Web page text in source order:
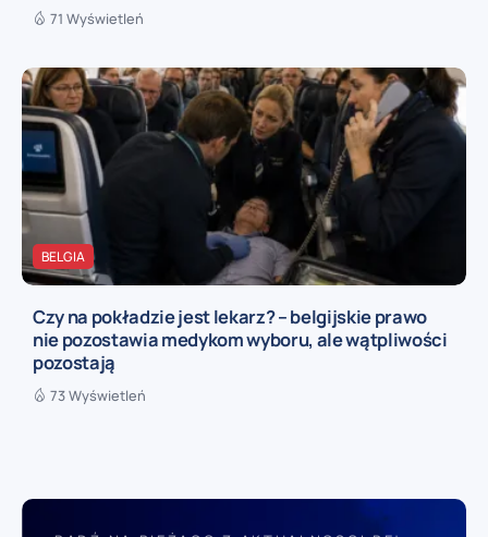
71 Wyświetleń
BELGIA
Czy na pokładzie jest lekarz? – belgijskie prawo
nie pozostawia medykom wyboru, ale wątpliwości
pozostają
73 Wyświetleń